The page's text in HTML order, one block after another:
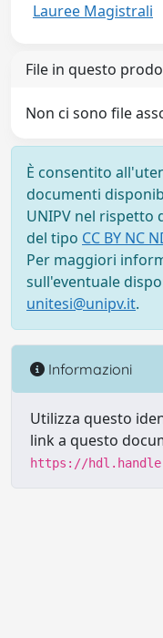
Lauree Magistrali
File in questo
Non ci sono file
È consentito
documenti
UNIPV nel rispetto
del tipo CC BY NC
Per maggiori
sull'eventuale
unitesi@unipv.it.
Informazioni
Utilizza questo
link a questo
https://